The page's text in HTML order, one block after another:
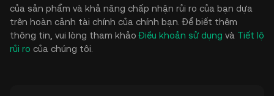
của sản phẩm và khả năng chấp nhận rủi ro của bạn dựa
trên hoàn cảnh tài chính của chính bạn. Để biết thêm
thông tin, vui lòng tham khảoĐiều khoản sử dụng và Tiết lộ
rủi ro của chúng tôi.